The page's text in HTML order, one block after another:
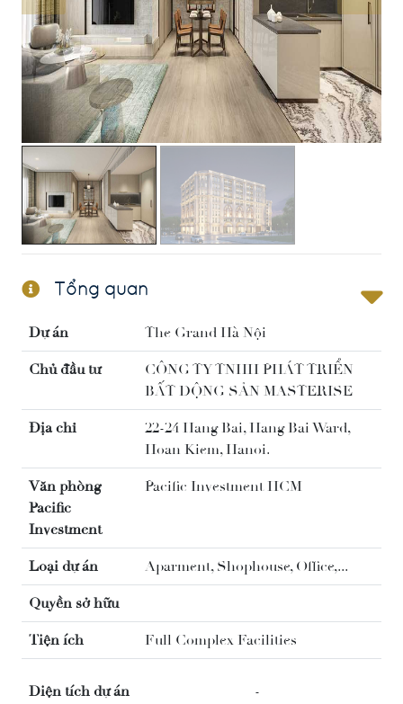
Tổng quan
Dự án The Grand Hà Nội
Chủ đầu tư
CÔNG TY TNHH PHÁT TRIỂN
BẤT ĐỘNG SẢN MASTERISE
Địa chỉ
22-24 Hang Bai, Hang Bai Ward,
Hoan Kiem, Hanoi.
Văn phòng
Pacific
Investment
Pacific Investment HCM
Loại dự án Aparment, Shophouse, Office,...
Quyền sở hữu
Tiện ích Full Complex Facilities
Diện tích dự án -